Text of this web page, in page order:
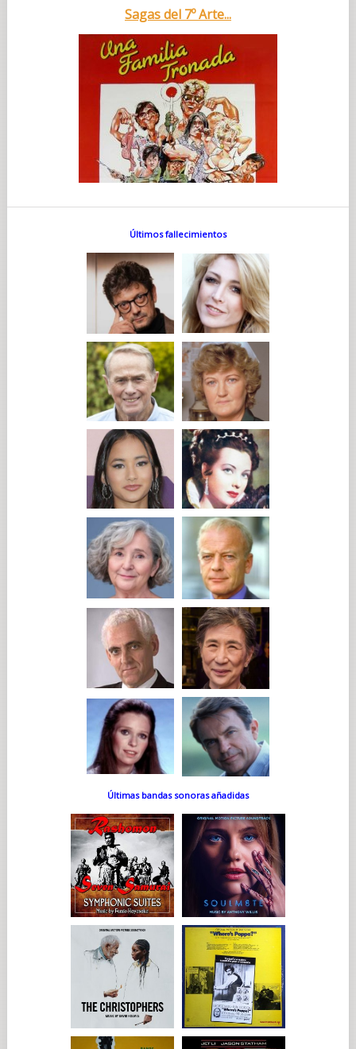
Sagas del 7º Arte...
Últimos fallecimientos
Últimas bandas sonoras añadidas